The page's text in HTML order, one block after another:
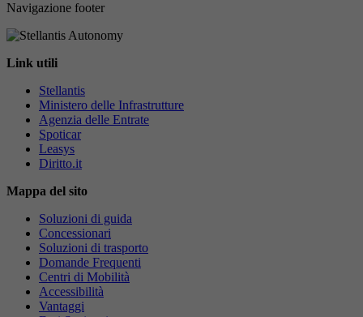
Navigazione footer
Link utili
Stellantis
Ministero delle Infrastrutture
Agenzia delle Entrate
Spoticar
Leasys
Diritto.it
Mappa del sito
Soluzioni di guida
Concessionari
Soluzioni di trasporto
Domande Frequenti
Centri di Mobilità
Accessibilità
Vantaggi